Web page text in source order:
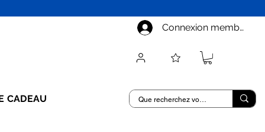
CADEAU
Connexion membre